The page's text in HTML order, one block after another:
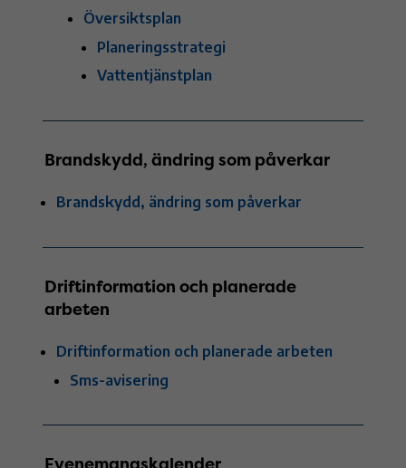
Översiktsplan
Planeringsstrategi
Vattentjänstplan
Brandskydd, ändring som påverkar
Brandskydd, ändring som påverkar
Driftinformation och planerade
arbeten
Driftinformation och planerade arbeten
Sms-avisering